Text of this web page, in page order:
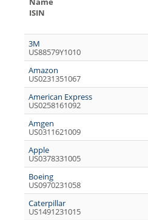
ISIN
3M
US88579Y1010
Amazon
US0231351067
American Express
US0258161092
Amgen
US0311621009
Apple
US0378331005
Boeing
US0970231058
Caterpillar
US1491231015